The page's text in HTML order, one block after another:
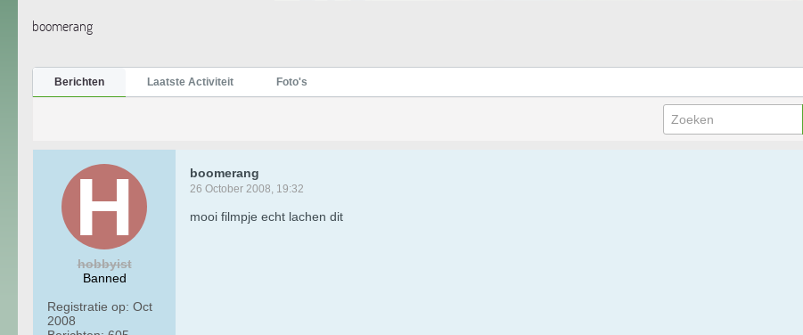
boomerang
Berichten Laatste Activiteit Foto's
hobbyist
Banned
Registratie op: Oct
2008
boomerang
26 October 2008, 19:32
mooi filmpje echt lachen dit